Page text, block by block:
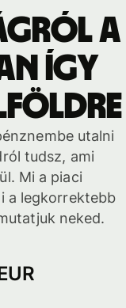
a
így
utalni
tudsz, ami
Mi a piaci
a legkorrektebb
neked.